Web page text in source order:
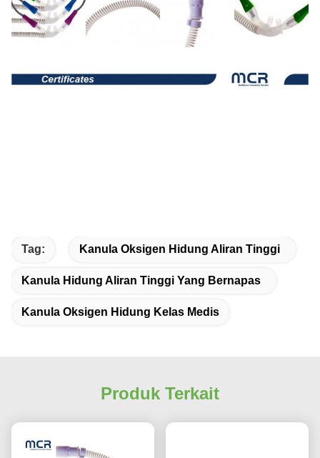
Tag: Kanula Oksigen Hidung Aliran Tinggi
Kanula Hidung Aliran Tinggi Yang Bernapas
Kanula Oksigen Hidung Kelas Medis
Produk Terkait